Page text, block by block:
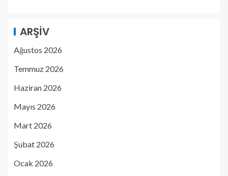
ARŞIV
Ağustos 2026
Temmuz 2026
Haziran 2026
Mayıs 2026
Mart 2026
Şubat 2026
Ocak 2026